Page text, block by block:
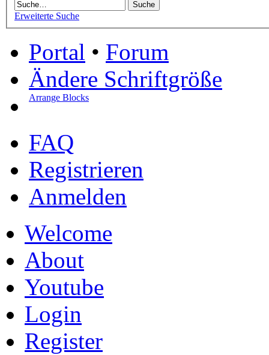
Erweiterte Suche
Portal • Forum
Ändere Schriftgröße
Arrange Blocks
FAQ
Registrieren
Anmelden
Welcome
About
Youtube
Login
Register